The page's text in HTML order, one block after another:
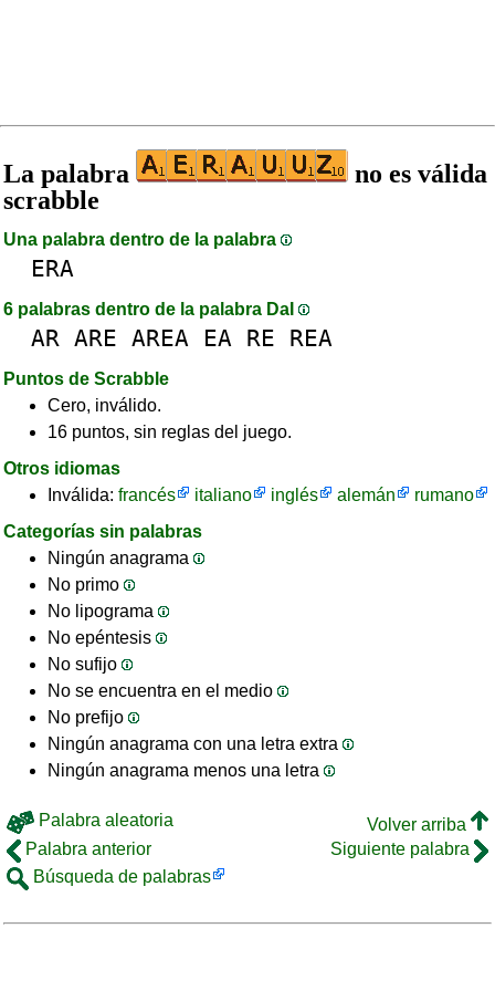
La palabra
no es válida
scrabble
Una palabra dentro de la palabra
ERA
6 palabras dentro de la palabra DaI
AR ARE AREA EA RE REA
Puntos de Scrabble
Cero, inválido.
16 puntos, sin reglas del juego.
Otros idiomas
Inválida: francés italiano inglés alemán
rumano
Categorías sin palabras
Ningún anagrama
No primo
No lipograma
No epéntesis
No sufijo
No se encuentra en el medio
No prefijo
Ningún anagrama con una letra extra
Ningún anagrama menos una letra
Palabra aleatoria
Volver arriba
Palabra anterior
Siguiente palabra
Búsqueda de palabras